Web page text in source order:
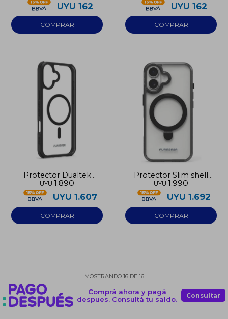
UYU 162 UYU 162
Protector Dualtek
Iphone 16
UYU 1.890
UYU 1.607
Protector Slim shell
PureGear Iphone 16
negro
UYU 1.990
UYU 1.692
MOSTRANDO 16DE 16
Comprá ahora y pagá
despues. Consultá tu saldo.
Consultar